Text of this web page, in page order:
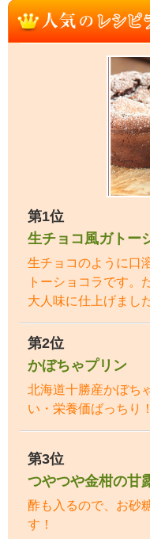
第1位
生チョコ風ガトー
生チョコのように口
トーショコラです。
大人味に仕上げまし
第2位
かぼちゃプリン
北海道十勝産かぼち
い・栄養価ばっちり
第3位
つやつや金柑の甘
酢も入るので、お砂
す！